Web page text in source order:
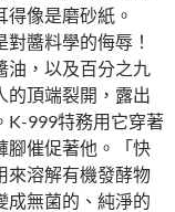
像是磨砂紙。
對醬料學的侮辱！
油，以及百分之九
的頂端裂開，露出
K-999特務用它穿著
腳催促著他。「快
來溶解有機發酵物
成無菌的、純淨的